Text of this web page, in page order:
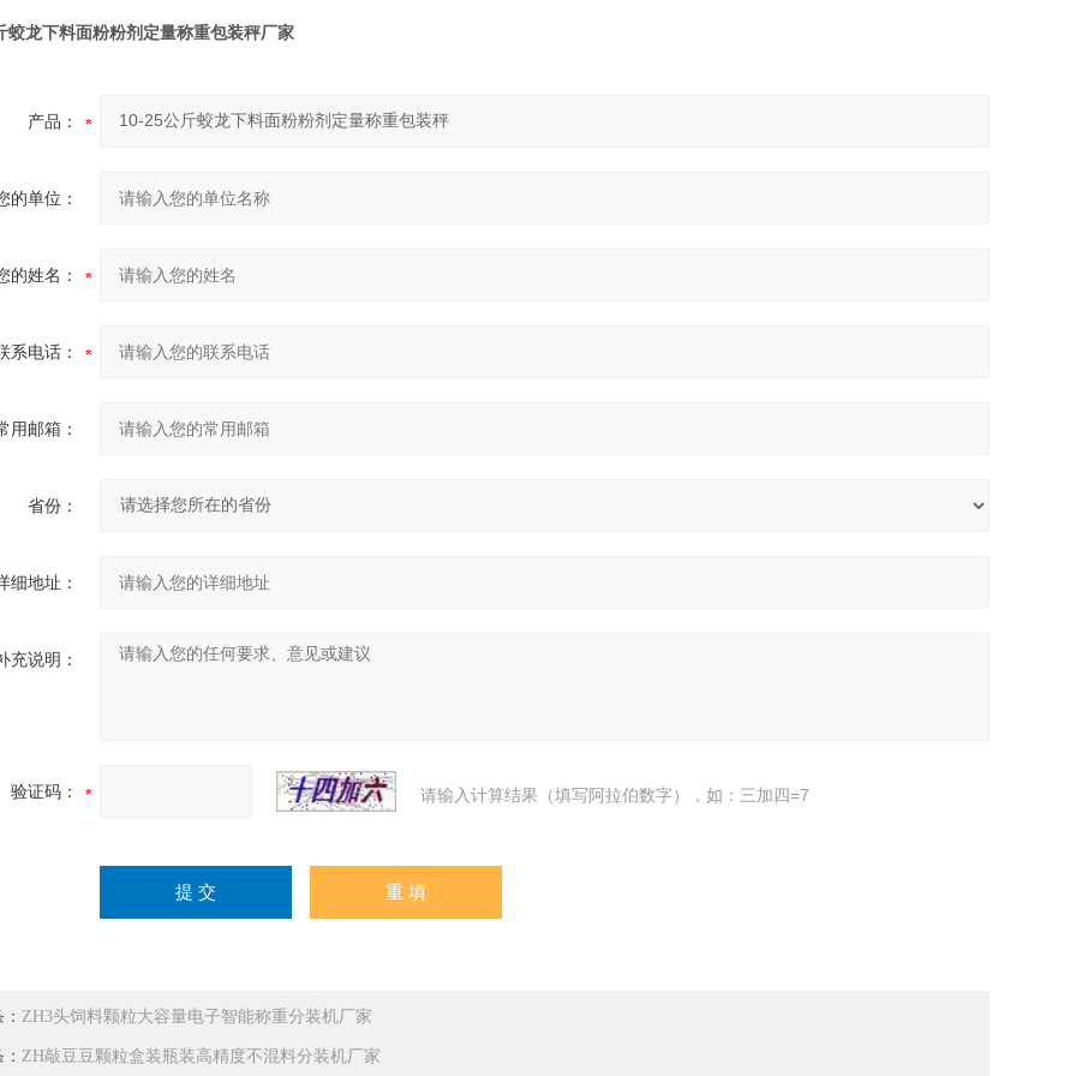
蛟龙下料面粉粉剂定量称重包装秤厂家
产品：
的单位：
的姓名：
系电话：
用邮箱：
省份：
细地址：
充说明：
验证码： 请输入计算结果（填写阿拉伯数字），如：三加四=7
ZH3头饲料颗粒大容量电子智能称重分装机厂家
ZH敲豆豆颗粒盒装瓶装高精度不混料分装机厂家